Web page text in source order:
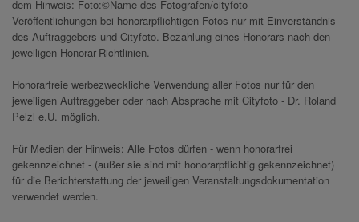
dem Hinweis: Foto:©Name des Fotografen/cityfoto
Veröffentlichungen bei honorarpflichtigen Fotos nur mit Einverständnis
des Auftraggebers und Cityfoto. Bezahlung eines Honorars nach den
jeweiligen Honorar-Richtlinien.
Honorarfreie werbezweckliche Verwendung aller Fotos nur für den
jeweiligen Auftraggeber oder nach Absprache mit Cityfoto - Dr. Roland
Pelzl e.U. möglich.
Für Medien der Hinweis: Alle Fotos dürfen - wenn honorarfrei
gekennzeichnet - (außer sie sind mit honorarpflichtig gekennzeichnet)
für die Berichterstattung der jeweiligen Veranstaltungsdokumentation
verwendet werden.